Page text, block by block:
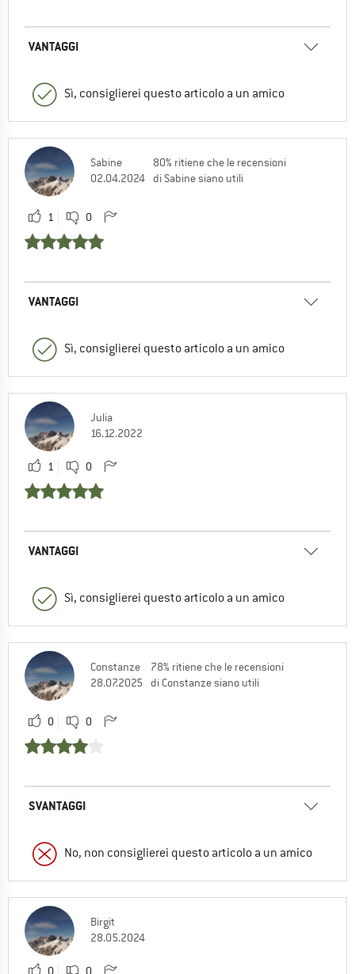
VANTAGGI
Sì, consiglierei questo articolo a un amico
Sabine
02.04.2024
80% ritiene che le recensioni
di Sabine siano utili
1 0
VANTAGGI
Sì, consiglierei questo articolo a un amico
Julia
16.12.2022
1 0
VANTAGGI
Sì, consiglierei questo articolo a un amico
Constanze
28.07.2025
78% ritiene che le recensioni
di Constanze siano utili
0 0
SVANTAGGI
No, non consiglierei questo articolo a un amico
Birgit
28.05.2024
0 0